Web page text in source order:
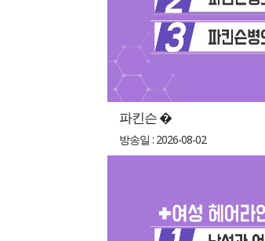
파킨슨 �
방송일 : 2026-08-02